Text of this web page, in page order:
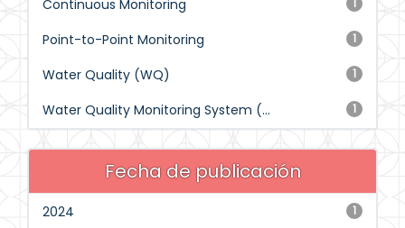
1
Continuous Monitoring
1
Point-to-Point Monitoring
1
Water Quality (WQ)
1
Water Quality Monitoring System (...
Fecha de publicación
1
2024